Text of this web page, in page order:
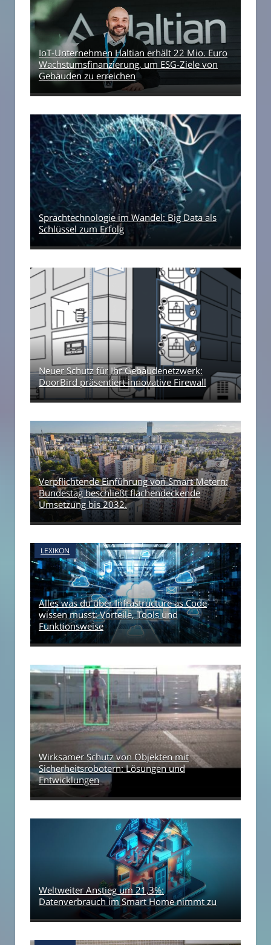
IoT-Unternehmen Haltian erhält 22 Mio. Euro
Wachstumsfinanzierung, um ESG-Ziele von
Gebäuden zu erreichen
Sprachtechnologie im Wandel: Big Data als
Schlüssel zum Erfolg
Neuer Schutz für Ihr Gebäudenetzwerk:
DoorBird präsentiert innovative Firewall
Verpflichtende Einführung von Smart Metern:
Bundestag beschließt flächendeckende
Umsetzung bis 2032.
LEXIKON
Alles was du über Infrastructure as Code
wissen musst: Vorteile, Tools und
Funktionsweise
Wirksamer Schutz von Objekten mit
Sicherheitsrobotern: Lösungen und
Entwicklungen
Weltweiter Anstieg um 21,3%:
Datenverbrauch im Smart Home nimmt zu